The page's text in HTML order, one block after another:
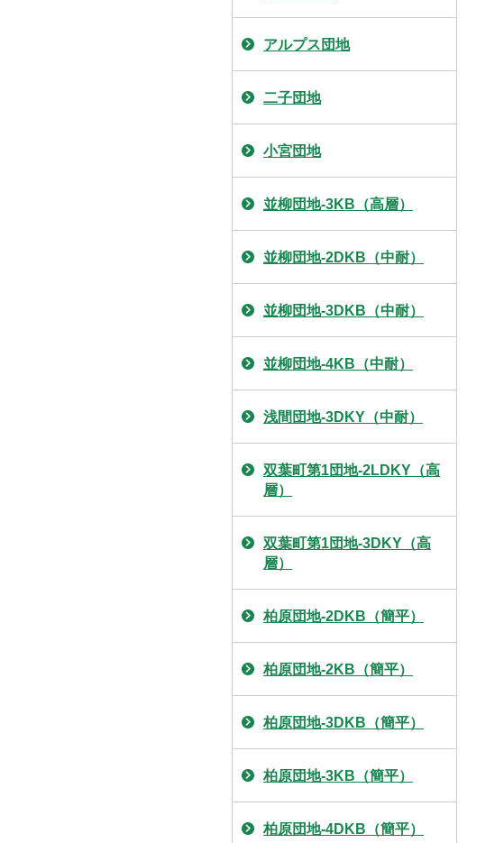
アルプス団地
二子団地
小宮団地
並柳団地-3KB（高層）
並柳団地-2DKB（中耐）
並柳団地-3DKB（中耐）
並柳団地-4KB（中耐）
浅間団地-3DKY（中耐）
双葉町第1団地-2LDKY（高
層）
双葉町第1団地-3DKY（高
層）
柏原団地-2DKB（簡平）
柏原団地-2KB（簡平）
柏原団地-3DKB（簡平）
柏原団地-3KB（簡平）
柏原団地-4DKB（簡平）